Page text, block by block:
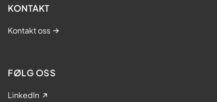
KONTAKT
Kontakt oss
FØLG OSS
LinkedIn